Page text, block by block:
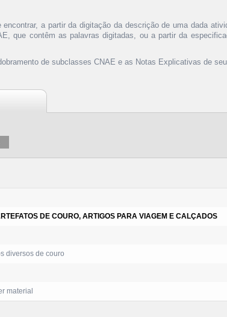
a partir da digitação da descrição de uma dada
que contêm as palavras digitadas, ou a partir da
de subclasses CNAE e as Notas Explicativas de
DE COURO, ARTIGOS PARA VIAGEM E CALÇADOS
diversos de couro
material